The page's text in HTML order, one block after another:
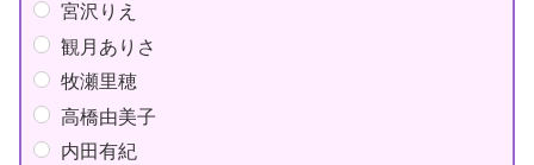
宮沢りえ
観月ありさ
牧瀬里穂
高橋由美子
内田有紀